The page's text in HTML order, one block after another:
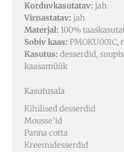
Korduvkasutatav: jah
Virnastatav: jah
Materjal: 100%
Sobiv kaas:
Kasutus: desserdid,
kaasamüük
Kasutusala
Kihilised desserdid
Mousse’id
Panna cotta
Kreemidesserdid